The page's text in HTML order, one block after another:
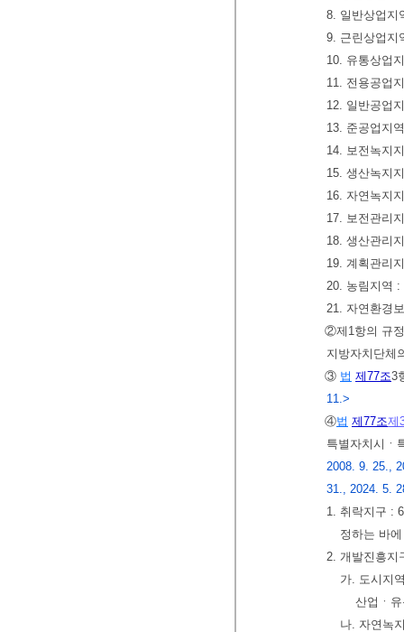
8. 일반상업지
9. 근린상업지
10. 유통상업
11. 전용공업
12. 일반공업
13. 준공업지
14. 보전녹지
15. 생산녹지
16. 자연녹지
17. 보전관리
18. 생산관리
19. 계획관리
20. 농림지역
21. 자연환경
②제1항의 규
지방자치단체
③ 법 제77조3
11.>
④법 제77조제
특별자치시ㆍ
2008. 9. 25.,
31., 2024. 5.
1. 취락지구 :
정하는 바
2. 개발진흥지
가. 도시지
산업ㆍ
나. 자연녹